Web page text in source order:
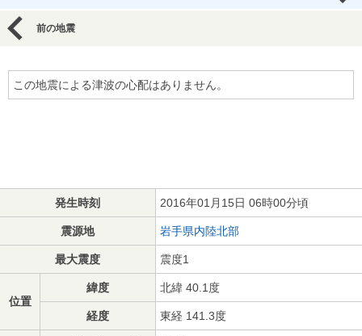
前の地震
この地震による津波の心配はありません。
発生時刻 2016年01月15日 06時00分頃
震源地 岩手県内陸北部
最大震度 震度1
位置
緯度 北緯 40.1度
経度 東経 141.3度